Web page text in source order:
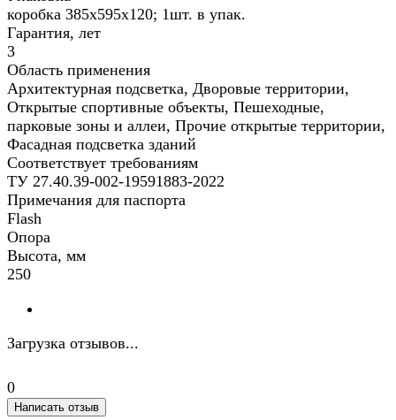
коробка 385х595х120; 1шт. в упак.
Гарантия, лет
3
Область применения
Архитектурная подсветка, Дворовые территории,
Открытые спортивные объекты, Пешеходные,
парковые зоны и аллеи, Прочие открытые территории,
Фасадная подсветка зданий
Соответствует требованиям
ТУ 27.40.39-002-19591883-2022
Примечания для паспорта
Flash
Опора
Высота, мм
250
Загрузка отзывов...
0
Написать отзыв